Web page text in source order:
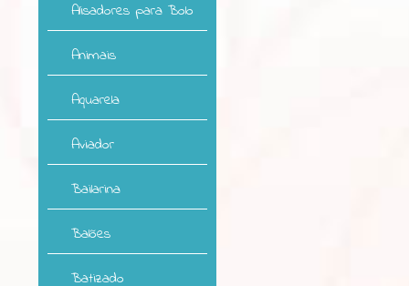
Alisadores para Bolo
Animais
Aquarela
Aviador
Bailarina
Balões
Batizado